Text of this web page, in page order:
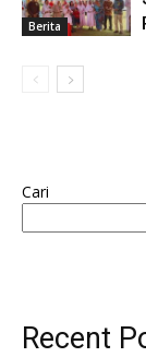
Berita
Cari
Recent